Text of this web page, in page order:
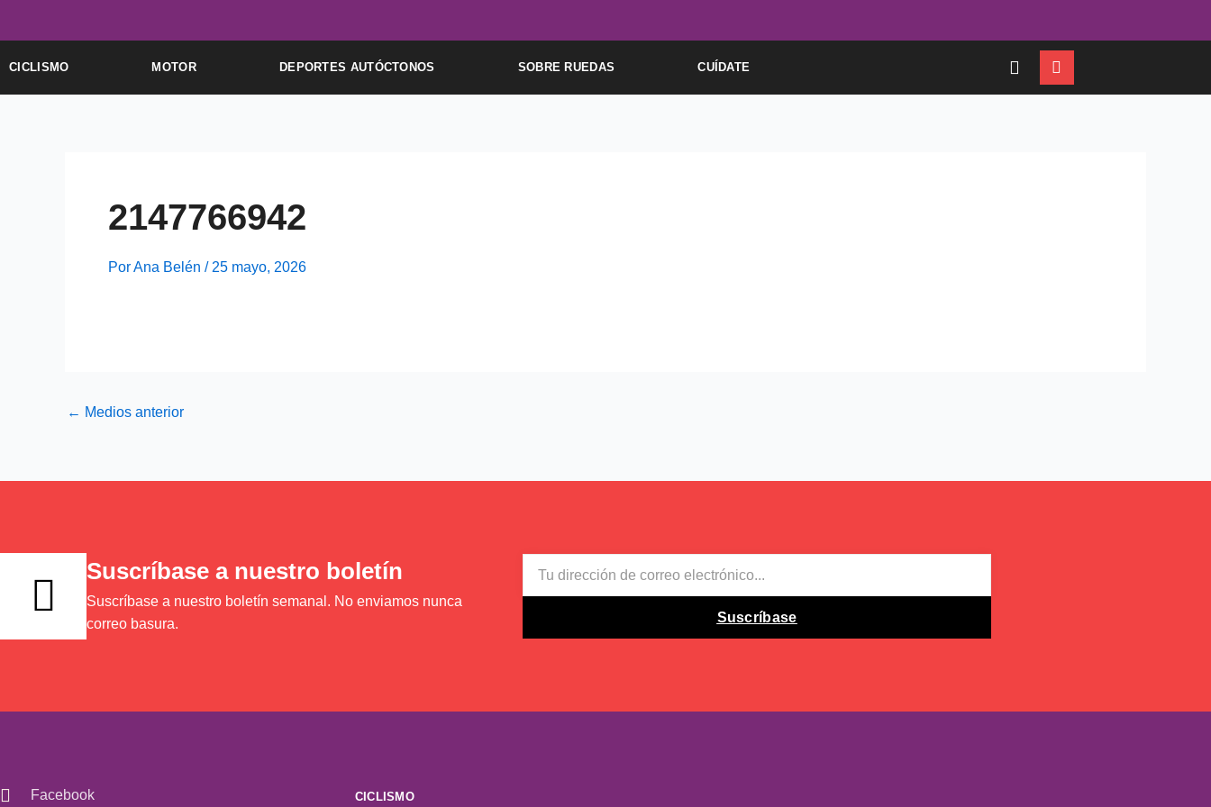
CICLISMO MOTOR DEPORTES AUTÓCTONOS SOBRE RUEDAS CUÍDATE
2147766942
PorAna Belén / 25 mayo, 2026
← Medios anterior
Suscríbase a nuestro boletín
Suscríbase a nuestro boletín semanal. No enviamos nunca
correo basura.
Suscríbase
Facebook CICLISMO